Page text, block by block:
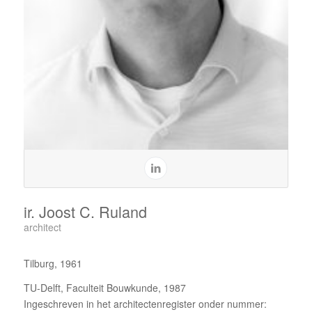
ir. Joost C. Ruland
architect
Tilburg, 1961
TU-Delft, Faculteit Bouwkunde, 1987
Ingeschreven in het architectenregister onder nummer: